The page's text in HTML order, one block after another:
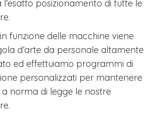
posizionamento di tutte le
funzione delle macchine viene
d’arte da personale altamente
ed effettuiamo programmi di
personalizzati per mantenere
a norma di legge le nostre